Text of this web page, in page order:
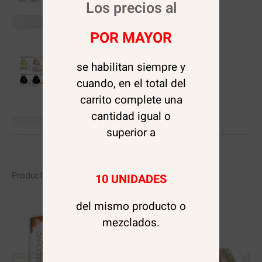
Productos relacionados
Los precios al
POR MAYOR
se habilitan siempre y
cuando, en el total del
carrito complete una
cantidad igual o
superior a
10 UNIDADES
del mismo producto o
mezclados.